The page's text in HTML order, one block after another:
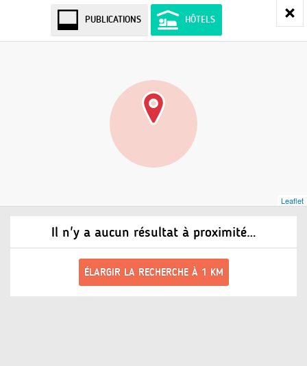
PUBLICATIONS HÔTELS
Il n'y a aucun résultat à proximité…
ÉLARGIR LA RECHERCHE À 1 KM
Leaflet